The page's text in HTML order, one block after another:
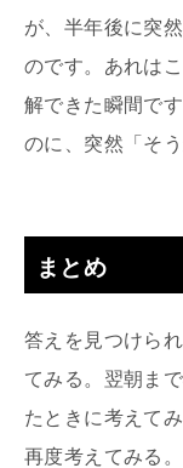
が、半年後に突
のです。あれは
解できた瞬間で
のに、突然「そ
まとめ
答えを見つけら
てみる。翌朝ま
たときに考えて
再度考えてみる